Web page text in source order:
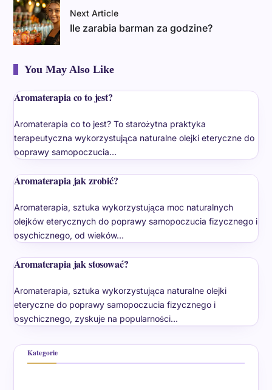
Next Article
Ile zarabia barman za godzine?
You May Also Like
Aromaterapia co to jest?
Aromaterapia co to jest? To starożytna praktyka
terapeutyczna wykorzystująca naturalne olejki eteryczne do
poprawy samopoczucia…
Aromaterapia jak zrobić?
Aromaterapia, sztuka wykorzystująca moc naturalnych
olejków eterycznych do poprawy samopoczucia fizycznego i
psychicznego, od wieków…
Aromaterapia jak stosować?
Aromaterapia, sztuka wykorzystująca naturalne olejki
eteryczne do poprawy samopoczucia fizycznego i
psychicznego, zyskuje na popularności…
Kategorie